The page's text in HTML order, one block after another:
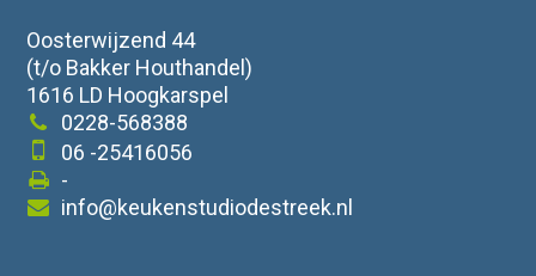
Oosterwijzend 44
(t/o Bakker Houthandel)
1616 LD Hoogkarspel
0228-568388
06 -25416056
-
info@keukenstudiodestreek.nl